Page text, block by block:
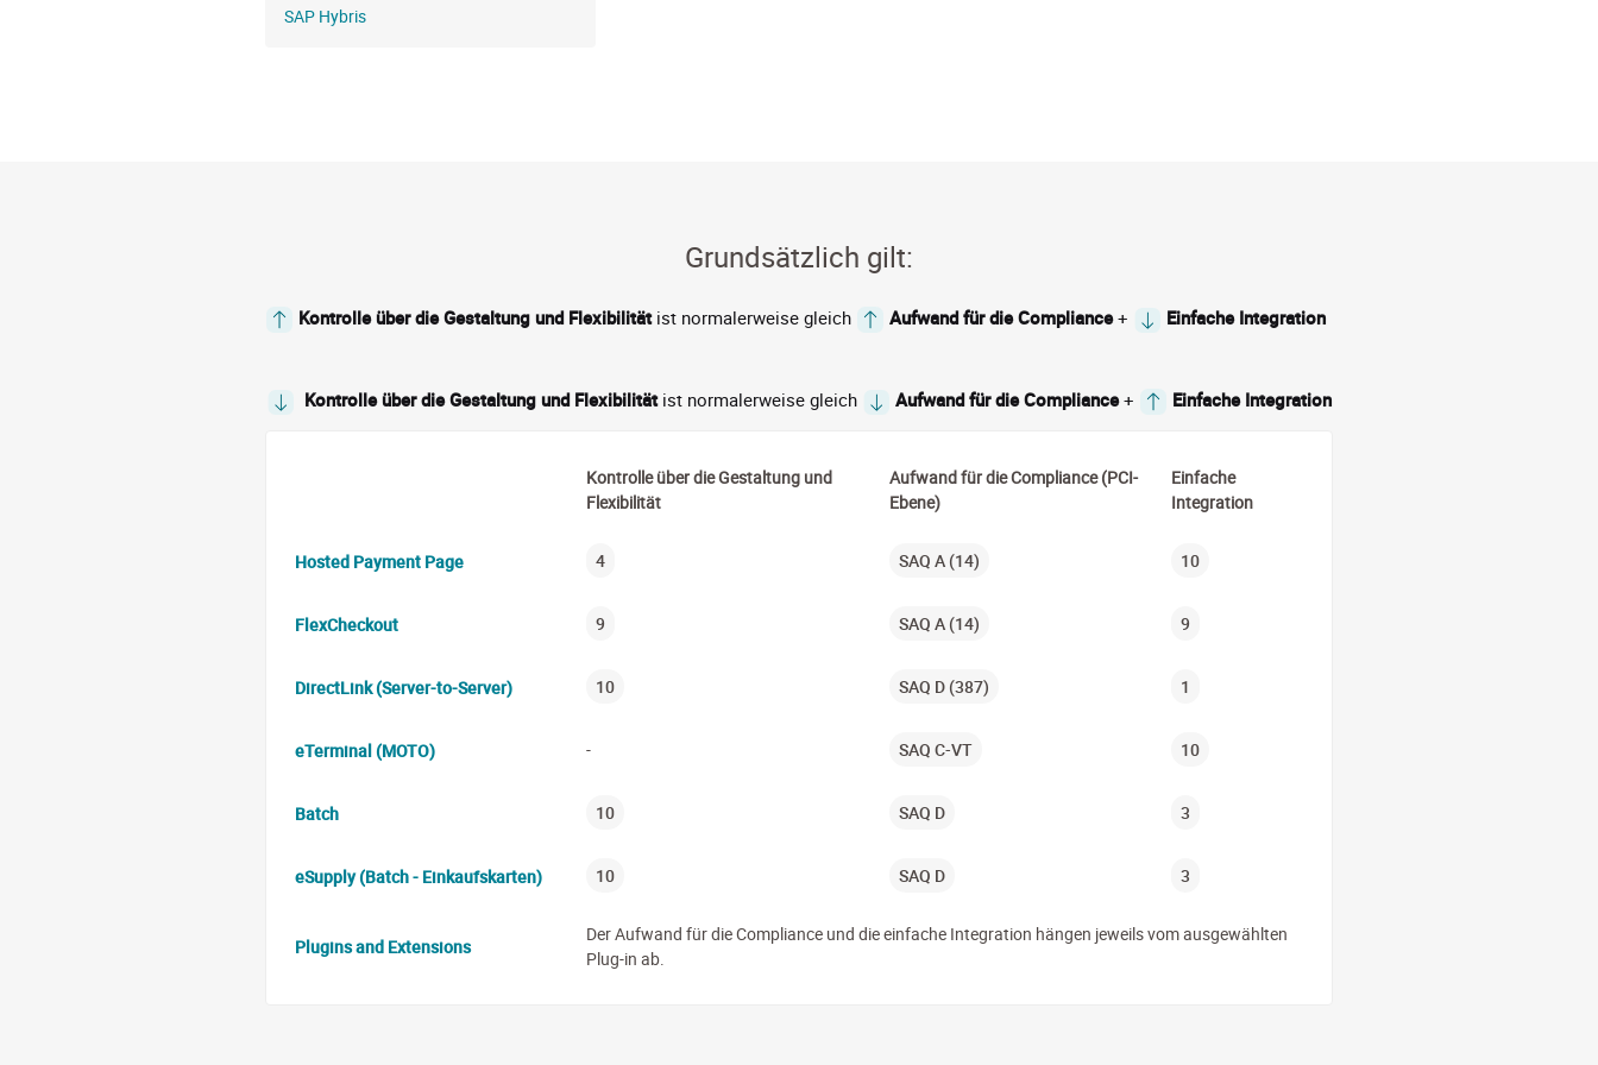
SAP Hybris
Grundsätzlich gilt:
Kontrolle über die Gestaltung und Flexibilitätist normalerweise gleich Aufwand für die Compliance+ Einfache Integration
Kontrolle über die Gestaltung und Flexibilität ist normalerweise gleich Aufwand für die Compliance+ Einfache Integration
Kontrolle über die Gestaltung und
Flexibilität
Aufwand für die Compliance (PCI-
Ebene)
Einfache
Integration
Hosted Payment Page 4 SAQ A (14) 10
FlexCheckout 9 SAQ A (14) 9
DirectLink (Server-to-Server) 10 SAQ D (387) 1
eTerminal (MOTO) - SAQ C-VT 10
Batch 10 SAQ D 3
eSupply (Batch - Einkaufskarten) 10 SAQ D 3
Plugins and Extensions
Der Aufwand für die Compliance und die einfache Integration hängen jeweils vom ausgewählten
Plug-in ab.